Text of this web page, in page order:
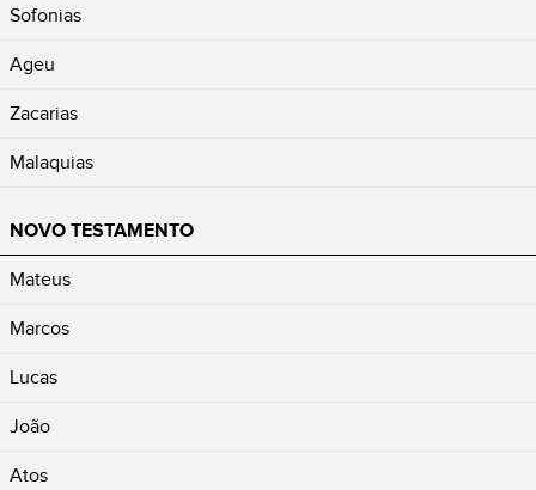
Sofonias
Ageu
Zacarias
Malaquias
NOVO TESTAMENTO
Mateus
Marcos
Lucas
João
Atos